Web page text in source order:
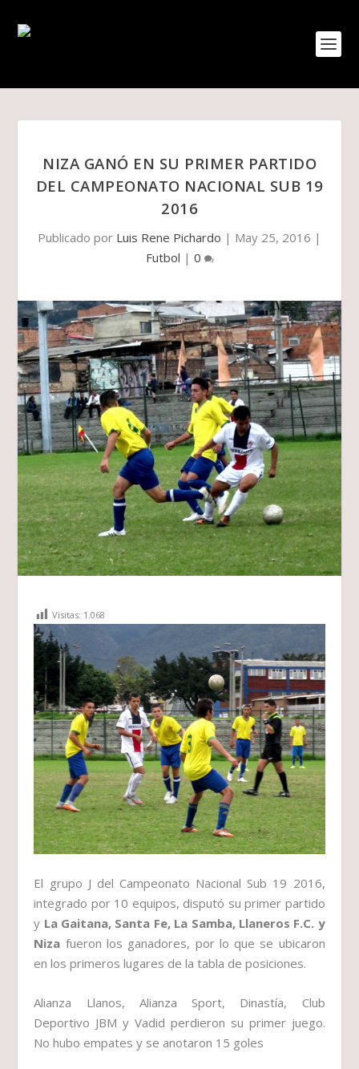
NIZA GANÓ EN SU PRIMER PARTIDO
DEL CAMPEONATO NACIONAL SUB 19
2016
Publicado por Luis Rene Pichardo | May 25, 2016 |
Futbol | 0
Visitas: 1.068
El grupo J del Campeonato Nacional Sub 19 2016,
integrado por 10 equipos, disputó su primer partido
y La Gaitana, Santa Fe, La Samba, Llaneros F.C. y
Niza fueron los ganadores, por lo que se ubicaron
en los primeros lugares de la tabla de posiciones.
Alianza Llanos, Alianza Sport, Dinastía, Club
Deportivo JBM y Vadid perdieron su primer juego.
No hubo empates y se anotaron 15 goles